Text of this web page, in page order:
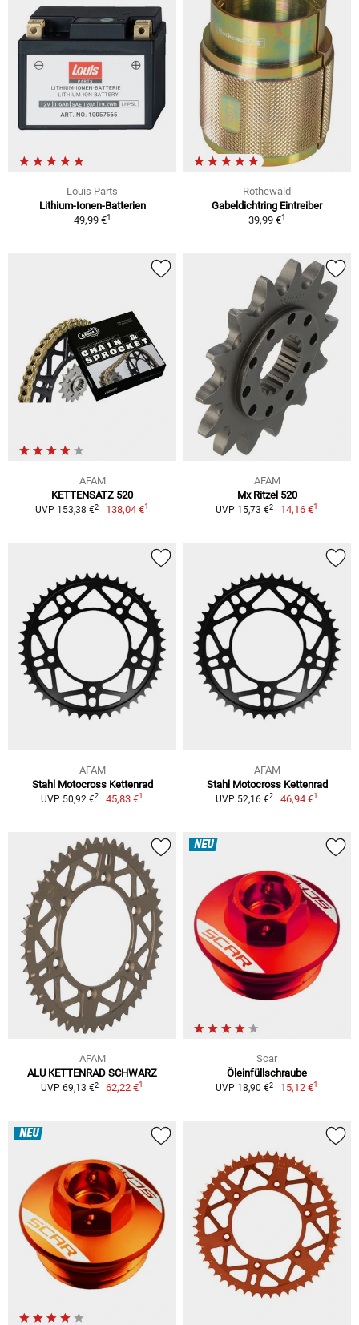
Louis Parts
Lithium-Ionen-Batterien
49,99 €1
Rothewald
Gabeldichtring Eintreiber
39,99 €1
AFAM
KETTENSATZ 520
UVP 153,38 €2 138,04 €1
AFAM
Mx Ritzel 520
UVP 15,73 €2 14,16 €1
AFAM
Stahl Motocross Kettenrad
UVP 50,92 €2 45,83 €1
AFAM
Stahl Motocross Kettenrad
UVP 52,16 €2 46,94 €1
AFAM
ALU KETTENRAD SCHWARZ
UVP 69,13 €2 62,22 €1
NEU
Scar
Öleinfüllschraube
UVP 18,90 €2 15,12 €1
NEU